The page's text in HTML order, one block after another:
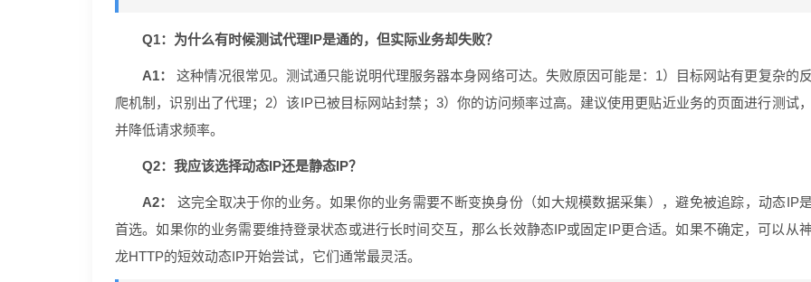
Q1：为什么有时候测试代理IP是通的，但实际业务却失败？
A1：
这种情况很常见。测试通只能说明代理服务器本身网络可达。失败原因可能是：1）目标网站有更复杂的
爬机制，识别出了代理；2）该IP已被目标网站封禁；3）你的访问频率过高。建议使用更贴近业务的页面进行测试
并降低请求频率。
Q2：我应该选择动态IP还是静态IP？
A2：
这完全取决于你的业务。如果你的业务需要不断变换身份（如大规模数据采集），避免被追踪，动态IP
首选。如果你的业务需要维持登录状态或进行长时间交互，那么长效静态IP或固定IP更合适。如果不确定，可以从
龙HTTP的短效动态IP开始尝试，它们通常最灵活。